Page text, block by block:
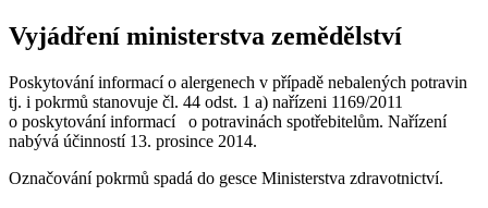
Vyjádření ministerstva zemědělství
Poskytování informací o alergenech v případě nebalených potravin
tj. i pokrmů stanovuje čl. 44 odst. 1 a) nařízeni 1169/2011
o poskytování informací o potravinách spotřebitelům. Nařízení
nabývá účinností 13. prosince 2014.
Označování pokrmů spadá do gesce Ministerstva zdravotnictví.